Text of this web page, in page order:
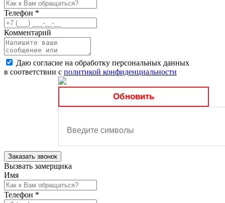
Телефон *
Комментарий
Даю согласие на обработку персональных данных
в соответствии с политикой конфиденциальности
Обновить
Заказать звонок
Вызвать замерщика
Имя
Телефон *